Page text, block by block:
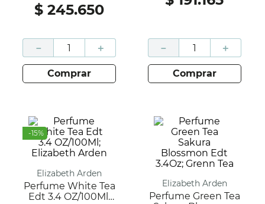
$ 245.650
＋
－
comprar
＋
－
comprar
-15%
Elizabeth Arden
Perfume White Tea
Edt 3.4 OZ/100Ml;
Elizabeth Arden
Perfume Green Tea